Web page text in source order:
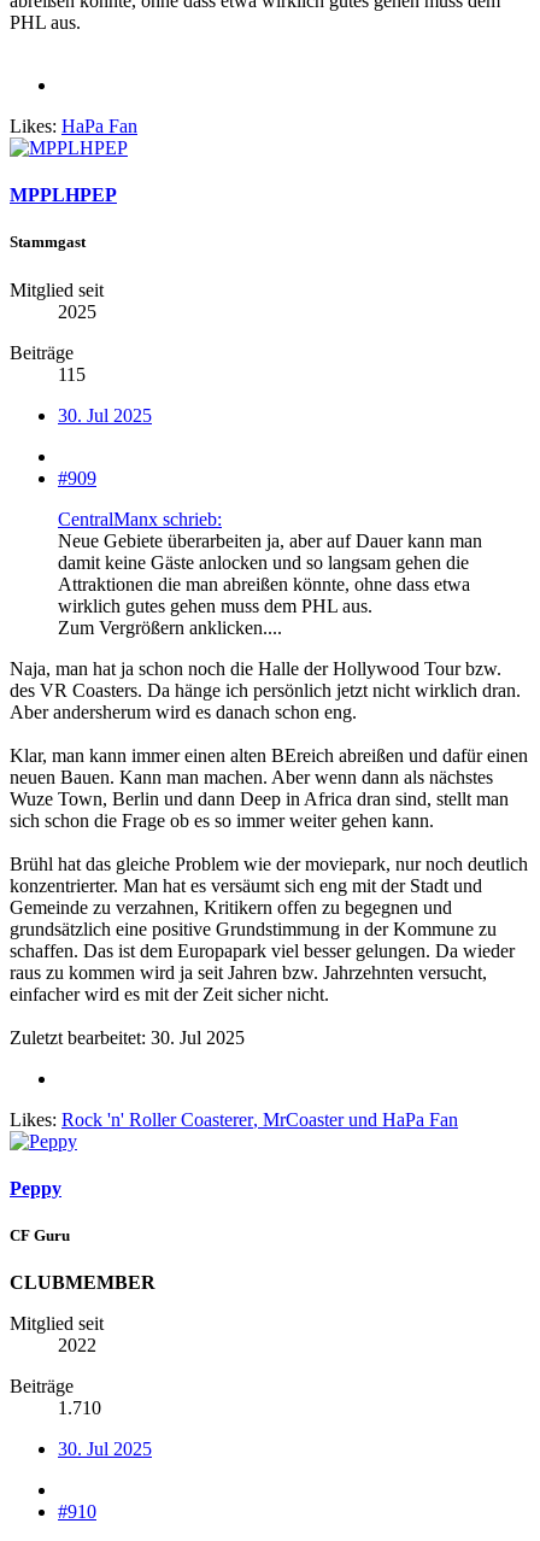
PHL aus.
Likes: HaPa Fan
MPPLHPEP
Stammgast
Mitglied seit
2025
Beiträge
115
30. Jul 2025
#909
CentralManx schrieb:
Neue Gebiete überarbeiten ja, aber auf Dauer kann man
damit keine Gäste anlocken und so langsam gehen die
Attraktionen die man abreißen könnte, ohne dass etwa
wirklich gutes gehen muss dem PHL aus.
Zum Vergrößern anklicken....
Naja, man hat ja schon noch die Halle der Hollywood Tour bzw.
des VR Coasters. Da hänge ich persönlich jetzt nicht wirklich dran.
Aber andersherum wird es danach schon eng.
Klar, man kann immer einen alten BEreich abreißen und dafür einen
neuen Bauen. Kann man machen. Aber wenn dann als nächstes
Wuze Town, Berlin und dann Deep in Africa dran sind, stellt man
sich schon die Frage ob es so immer weiter gehen kann.
Brühl hat das gleiche Problem wie der moviepark, nur noch deutlich
konzentrierter. Man hat es versäumt sich eng mit der Stadt und
Gemeinde zu verzahnen, Kritikern offen zu begegnen und
grundsätzlich eine positive Grundstimmung in der Kommune zu
schaffen. Das ist dem Europapark viel besser gelungen. Da wieder
raus zu kommen wird ja seit Jahren bzw. Jahrzehnten versucht,
einfacher wird es mit der Zeit sicher nicht.
Zuletzt bearbeitet: 30. Jul 2025
Likes: Rock 'n' Roller Coasterer, MrCoasterund HaPa Fan
Peppy
CF Guru
CLUBMEMBER
Mitglied seit
2022
Beiträge
1.710
30. Jul 2025
#910